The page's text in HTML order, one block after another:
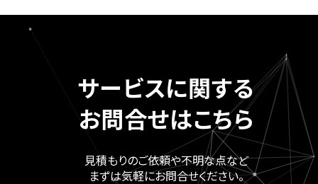
サービスに関する
お問合せはこちら
見積もりのご依頼や不明な点など
まずは気軽にお問合せください。